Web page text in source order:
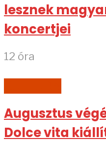
lesznek
koncertjei
12 óra
Augusztus
Dolce vita